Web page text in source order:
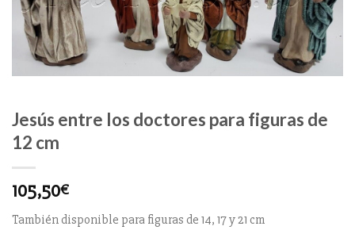
Jesús entre los doctores para figuras de
12 cm
105,50€
También disponible para figuras de 14, 17 y 21 cm